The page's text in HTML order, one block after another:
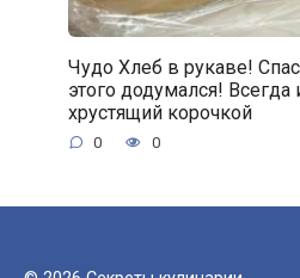
Чудо Хлеб в рукаве!
этого додумался!
хрустящий корочкой
0 0